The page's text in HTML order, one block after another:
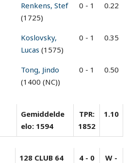
Renkens, Stef
(1725)
0 - 1 0.22
Koslovsky,
Lucas (1575)
0 - 1 0.35
Tong, Jindo
(1400 (NC))
0 - 1 0.50
Gemiddelde
elo: 1594
TPR:
1852
1.10
128 CLUB 64
4 - 0
W -